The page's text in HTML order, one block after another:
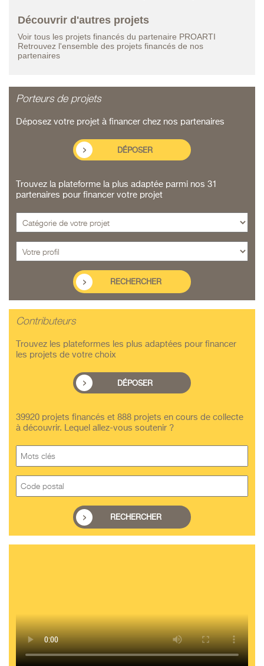
Découvrir d'autres projets
Voir tous les projets financés du partenaire PROARTI
Retrouvez l'ensemble des projets financés de nos
partenaires
Porteurs de projets
Déposez votre projet à financer chez nos partenaires
DÉPOSER
Trouvez la plateforme la plus adaptée parmi nos 31
partenaires pour financer votre projet
Contributeurs
Trouvez les plateformes les plus adaptées pour financer
les projets de votre choix
DÉPOSER
39920 projets financés et 888 projets en cours de collecte
à découvrir. Lequel allez-vous soutenir ?